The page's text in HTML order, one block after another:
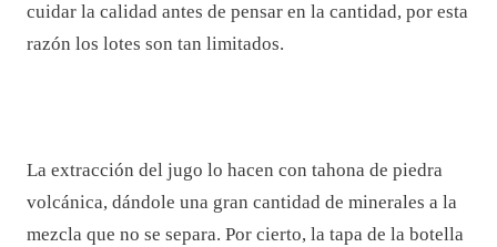
cuidar la calidad antes de pensar en la cantidad, por esta
razón los lotes son tan limitados.
La extracción del jugo lo hacen con tahona de piedra
volcánica, dándole una gran cantidad de minerales a la
mezcla que no se separa. Por cierto, la tapa de la botella